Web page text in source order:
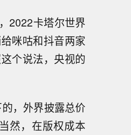
2022卡塔尔世界
咪咕和抖音两家
个说法，央视的
，外界披露总价
然，在版权成本